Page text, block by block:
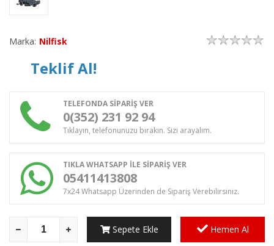
Marka: Nilfisk
Teklif Al!
TELEFONDA SİPARİŞ VER
0(352) 231 92 94
Tıklayın, telefonunuzu bırakın. Sizi arayalım.
TIKLA WHATSAPP İLE SİPARİŞ VER
05411413808
7x24 Whatsapp Üzerinden de Sipariş Verebilirsiniz.
Sepete Ekle Hemen Al